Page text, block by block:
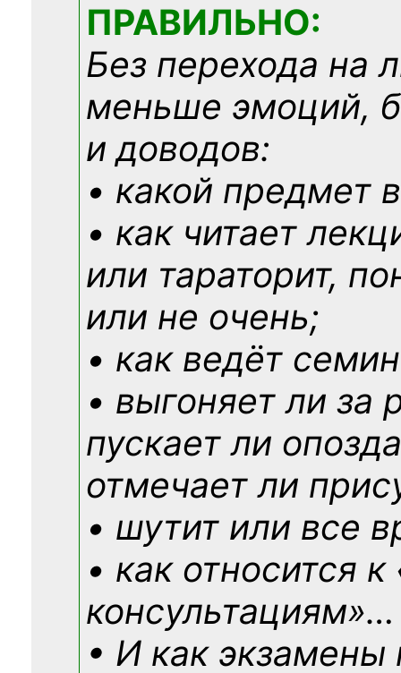
ПРАВИЛЬНО:
Без перехода на
меньше эмоций,
и доводов:
• какой предмет
• как читает
или тараторит,
или не очень;
• как ведёт
• выгоняет ли за
пускает ли
отмечает ли
• шутит или все
• как относится
консультациям»…
• И как экзамены